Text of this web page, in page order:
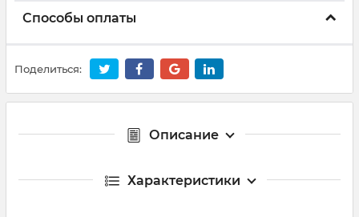
Способы оплаты
Поделиться:
Описание
Характеристики